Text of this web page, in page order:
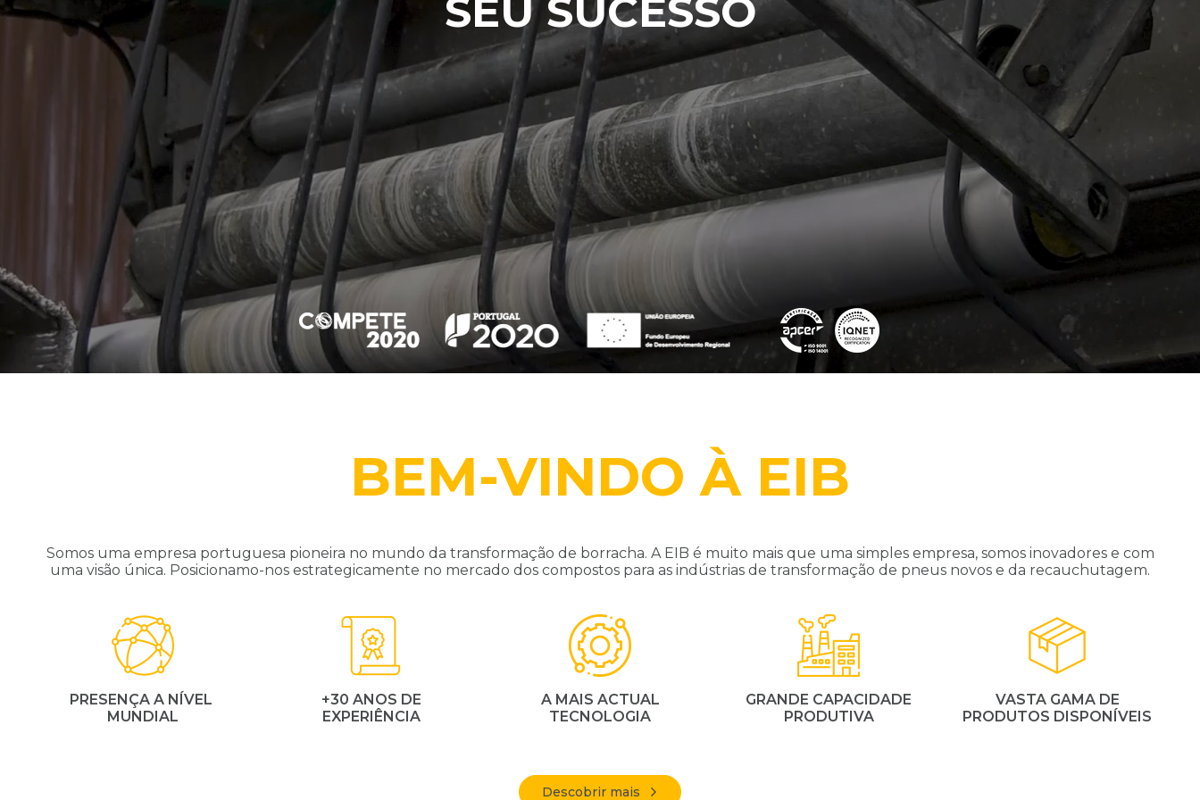
SEU SUCESSO
BEM-VINDO À EIB
Somos uma empresa portuguesa pioneira no mundo da transformação de borracha. A EIB é muito mais que uma simples empresa, somos inovadores e com
uma visão única. Posicionamo-nos estrategicamente no mercado dos compostos para as indústrias de transformação de pneus novos e da recauchutagem.
PRESENÇA A NÍVEL
MUNDIAL
+30 ANOS DE
EXPERIÊNCIA
A MAIS ACTUAL
TECNOLOGIA
GRANDE CAPACIDADE
PRODUTIVA
VASTA GAMA DE
PRODUTOS DISPONÍVEIS
Descobrir mais